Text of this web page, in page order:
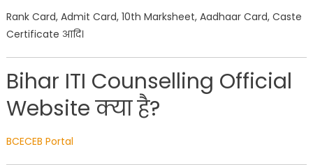
Rank Card, Admit Card, 10th Marksheet, Aadhaar Card, Caste
Certificate आदि।
Bihar ITI Counselling Official
Website क्या है?
BCECEB Portal